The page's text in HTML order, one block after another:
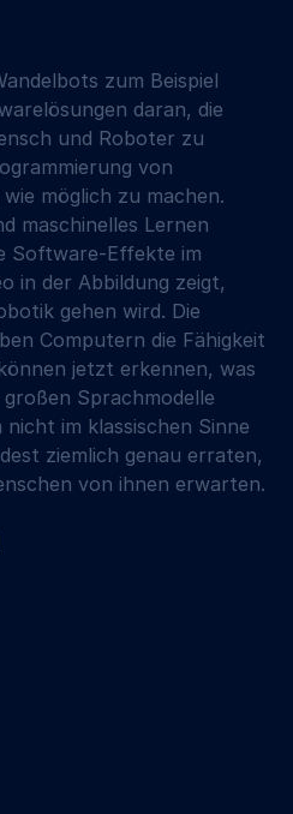
zum Beispiel
daran, die
und Roboter zu
von
möglich zu machen.
maschinelles Lernen
Software-Effekte im
in der Abbildung zeigt,
gehen wird. Die
Computern die Fähigkeit
jetzt erkennen, was
Sprachmodelle
im klassischen Sinne
ziemlich genau erraten,
von ihnen erwarten.